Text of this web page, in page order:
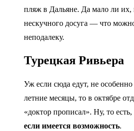
пляж в Дальяне. Да мало ли их,
нескучного досуга — что
неподалеку.
Турецкая Ривьера
Уж если сюда едут, не
летние месяцы, то в октябре
«доктор прописал». Ну, то
если имеется возможность.